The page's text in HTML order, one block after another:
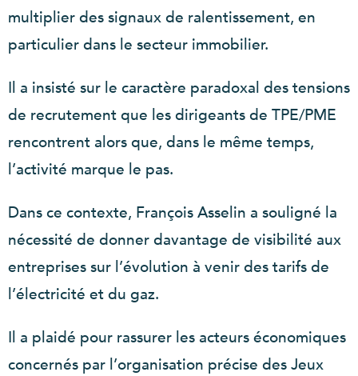
multiplier des signaux de ralentissement, en
particulier dans le secteur immobilier.
Il a insisté sur le caractère paradoxal des tensions
de recrutement que les dirigeants de TPE/PME
rencontrent alors que, dans le même temps,
l’activité marque le pas.
Dans ce contexte, François Asselin a souligné la
nécessité de donner davantage de visibilité aux
entreprises sur l’évolution à venir des tarifs de
l’électricité et du gaz.
Il a plaidé pour rassurer les acteurs économiques
concernés par l’organisation précise des Jeux